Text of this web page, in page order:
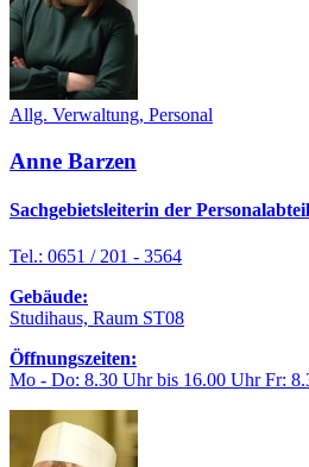
Allg. Verwaltung, Personal
Anne Barzen
Sachgebietsleiterin der
Tel.: 0651 / 201 - 3564
Gebäude:
Studihaus, Raum ST08
Öffnungszeiten:
Mo - Do: 8.30 Uhr bis 16.00 Uhr Fr: